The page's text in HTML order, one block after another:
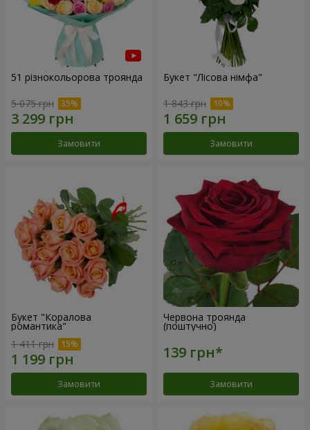
51 різнокольорова троянда
5 075 грн
Замовити
Букет "Лісова німфа"
1 843 грн
Замовити
Букет "Коралова
романтика"
1 411 грн
Замовити
Червона троянда
(поштучно)
Замовити